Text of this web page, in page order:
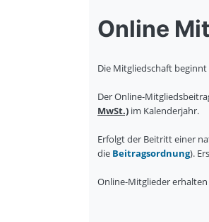
Online
Die Mitgliedschaft
Der Online-
MwSt.) im Kalenderjahr.
Erfolgt der Beitritt einer
die Beitragsordnung).
Online-Mitglieder